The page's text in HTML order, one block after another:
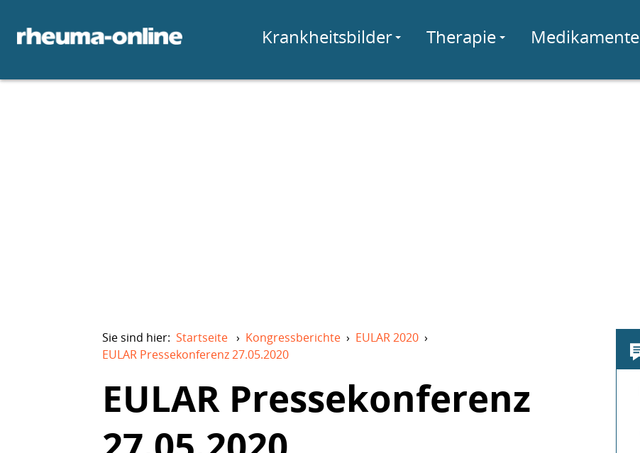
Krankheitsbilder Therapie Medikamente
Sie sind hier: Startseite › Kongressberichte › EULAR 2020 ›
EULAR Pressekonferenz 27.05.2020
EULAR Pressekonferenz